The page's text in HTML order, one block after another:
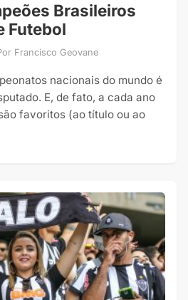
Brasileiros
Futebol
Francisco Geovane
nacionais do mundo é
E, de fato, a cada ano
favoritos (ao título ou ao